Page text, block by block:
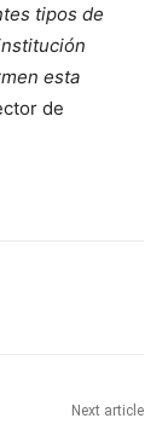
tipos de
esta
de
Next article